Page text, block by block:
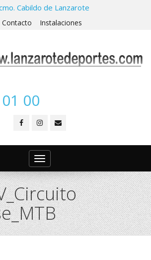
Cabildo de Lanzarote
Contacto Instalaciones
00
Toggle
navigation